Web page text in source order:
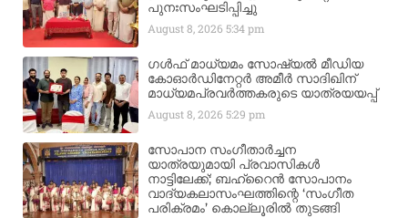
പുനഃസംഘടിപ്പിച്ചു
August 8, 20265:34 pm
ഗൾഫ് മാധ്യമം സോഷ്യൽ മീഡിയ
കോഓർഡിനേറ്റർ അമീർ സാദിഖിന്
മാധ്യമപ്രവർത്തകരുടെ യാത്രയയപ്പ്
August 8, 20265:29 pm
സോപാന സംഗീതാർച്ചന
യാത്രയുമായി പ്രവാസികൾ
നാട്ടിലേക്ക്; ബഹ്‌റൈൻ സോപാനം
വാദ്യകലാസംഘത്തിന്റെ ‘സംഗീത
പരിക്രമം’ കൊല്ലൂരിൽ തുടങ്ങി